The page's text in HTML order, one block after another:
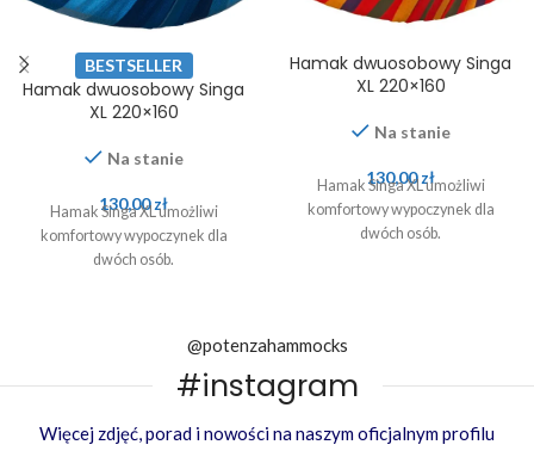
BESTSELLER
Hamak dwuosobowy Singa
XL 220×160
Na stanie
130,00zł
Hamak Singa XL umożliwi
komfortowy wypoczynek dla
dwóch osób.
Hamak dwuosobowy Singa
XL 220×160
Na stanie
130,00zł
Hamak Singa XL umożliwi
komfortowy wypoczynek dla
dwóch osób.
@potenzahammocks
#instagram
Więcej zdjęć, porad i nowości na naszym oficjalnym profilu